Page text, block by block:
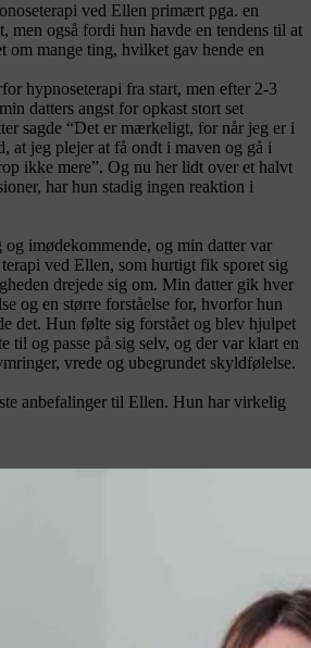
ved Ellen primært pga. en
men også fordi hun havde en tendens til at
om mange ting, hvilket gav hende en
hypnoseterapi fra start, men efter 2-3
datters angst for opkast stort set
sagde “Det er mærkeligt, for når jeg er i
at jeg plejer at få ondt i maven og gå i
ikke mere”. Og nu her lidt over et halvt
har hun stadig ingen reaktion i
og imødekommende, og min datter var
ved Ellen, som hurtigt fik sporet sig
drejede sig om. Min datter gik hver
og en større forståelse for, hvorfor hun
det. Hun følte sig forstået og blev hjulpet
til og passe på sig selv, og der var klart en
vrede og ubegrundet skyldfølelse.
anbefalinger til Ellen. Hun har virkelig